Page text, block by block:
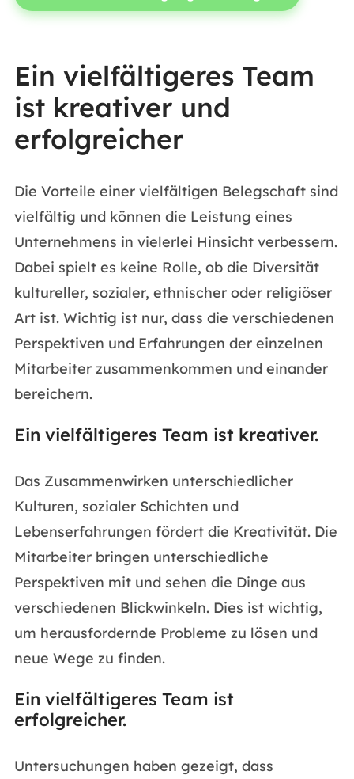
Ein vielfältigeres Team
ist kreativer und
erfolgreicher
Die Vorteile einer vielfältigen Belegschaft sind
vielfältig und können die Leistung eines
Unternehmens in vielerlei Hinsicht verbessern.
Dabei spielt es keine Rolle, ob die Diversität
kultureller, sozialer, ethnischer oder religiöser
Art ist. Wichtig ist nur, dass die verschiedenen
Perspektiven und Erfahrungen der einzelnen
Mitarbeiter zusammenkommen und einander
bereichern.
Ein vielfältigeres Team ist kreativer.
Das Zusammenwirken unterschiedlicher
Kulturen, sozialer Schichten und
Lebenserfahrungen fördert die Kreativität. Die
Mitarbeiter bringen unterschiedliche
Perspektiven mit und sehen die Dinge aus
verschiedenen Blickwinkeln. Dies ist wichtig,
um herausfordernde Probleme zu lösen und
neue Wege zu finden.
Ein vielfältigeres Team ist
erfolgreicher.
Untersuchungen haben gezeigt, dass